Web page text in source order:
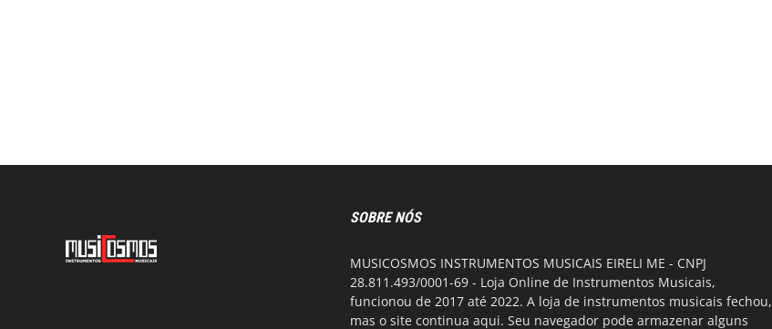
SOBRE NÓS
MUSICOSMOS INSTRUMENTOS MUSICAIS EIRELI ME - CNPJ
28.811.493/0001-69 - Loja Online de Instrumentos Musicais,
funcionou de 2017 até 2022. A loja de instrumentos musicais fechou,
mas o site continua aqui. Seu navegador pode armazenar alguns